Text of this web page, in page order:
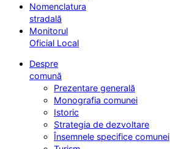
Nomenclatura
stradală
Monitorul
Oficial Local
Despre
comună
Prezentare generală
Monografia comunei
Istoric
Strategia de dezvoltare
Însemnele specifice comunei